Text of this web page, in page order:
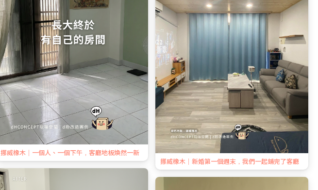
挪威橡木｜一個人、一個下午，客廳地板煥然一新
挪威橡木｜新婚第一個週末，我們一起鋪完了客廳